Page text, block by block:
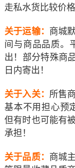
走私水货比较价
关于运输： 商城
间与商品品质。
出！部分特殊商
日内寄出！
关于入关： 所售
基本不用担心预
但有时也可能有
承担！
关于品质： 商城